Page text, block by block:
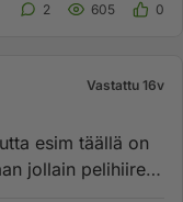
2 605 0
Vastattu 16v
esim täällä on
jollain pelihiirellä